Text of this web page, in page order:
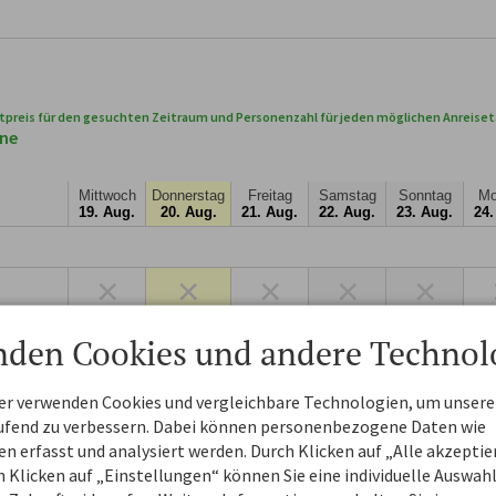
für den gesuchten Zeitraum und Personenzahl für jeden möglichen
Mittwoch
19. Aug.
Donnerstag
20. Aug.
Freitag
21. Aug.
Samstag
22. Aug.
Sonntag
23. Aug.
× × × × ×
× × × × ×
× × ×
529,20 529,20 529,20 529,20 529,20
Cookies und andere
verwenden Cookies und vergleichbare Technologien, um
zu verbessern. Dabei können personenbezogene Daten wie
erfasst und analysiert werden. Durch Klicken auf „Alle
Klicken auf „Einstellungen“ können Sie eine individuelle